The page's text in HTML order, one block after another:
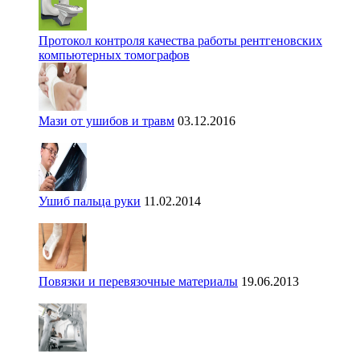
Протокол контроля качества работы рентгеновских
компьютерных томографов
Мази от ушибов и травм 03.12.2016
Ушиб пальца руки 11.02.2014
Повязки и перевязочные материалы 19.06.2013